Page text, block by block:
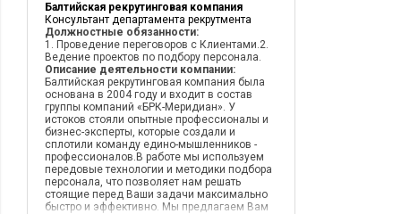
Балтийская рекрутинговая компания
Консультант департамента рекрутмента
Должностные обязанности:
1. Проведение переговоров с Клиентами.2.
Ведение проектов по подбору персонала.
Описание деятельности компании:
Балтийская рекрутинговая компания была
основана в 2004 году и входит в состав
группы компаний «БРК-Меридиан». У
истоков стояли опытные профессионалы и
бизнес-эксперты, которые создали и
сплотили команду едино-мышленников -
профессионалов.В работе мы используем
передовые технологии и методики подбора
персонала, что позволяет нам решать
стоящие перед Ваши задачи максимально
быстро и эффективно. Мы предлагаем Вам